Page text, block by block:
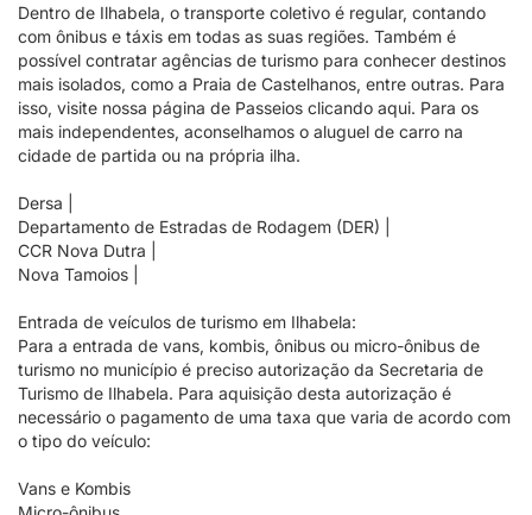
Dentro de Ilhabela, o transporte coletivo é regular, contando
com ônibus e táxis em todas as suas regiões. Também é
possível contratar agências de turismo para conhecer destinos
mais isolados, como a Praia de Castelhanos, entre outras. Para
isso, visite nossa página de Passeios clicando aqui. Para os
mais independentes, aconselhamos o aluguel de carro na
cidade de partida ou na própria ilha.
Dersa |
Departamento de Estradas de Rodagem (DER) |
CCR Nova Dutra |
Nova Tamoios |
Entrada de veículos de turismo em Ilhabela:
Para a entrada de vans, kombis, ônibus ou micro-ônibus de
turismo no município é preciso autorização da Secretaria de
Turismo de Ilhabela. Para aquisição desta autorização é
necessário o pagamento de uma taxa que varia de acordo com
o tipo do veículo:
Vans e Kombis